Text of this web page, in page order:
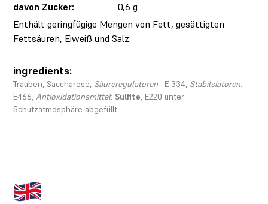
davon Zucker:
0,6 g
Enthält geringfügige Mengen von Fett, gesättigten
Fettsäuren, Eiweiß und Salz.
ingredients:
Trauben, Saccharose, Säureregulatoren: E 334, Stabilsiatoren:
E466,Antioxidationsmittel: Sulfite, E220 unter
Schutzatmosphäre abgefüllt